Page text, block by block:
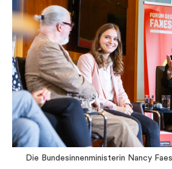
Die Bundesinnenministerin Nancy